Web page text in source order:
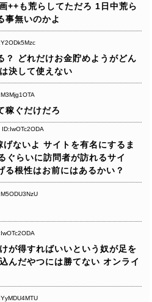
++も荒らしてただろ 1日中荒ら
事無いのかよ
？
どれだけお金貯めようがどん
決して使えない
稼ぐだけだろ
ID:IwOTc2ODA
げないよ サイトを有名にするま
ぐらいに訪問者が訪れるサイ
る根性はお前にはあるかい？
が得すればいいという奴が足を
んだやつには勝てない オンライ